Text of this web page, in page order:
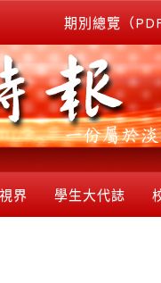
期別總覽（
界 學生大代誌